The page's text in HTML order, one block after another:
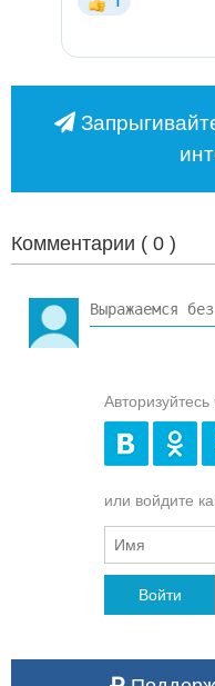
Комментарии ( 0 )
или войдите
Войти